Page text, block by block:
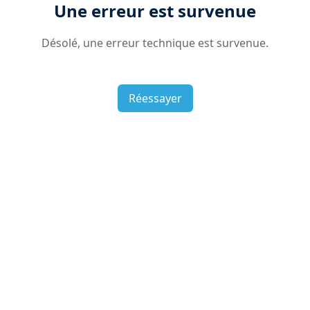
Une erreur est survenue
Désolé, une erreur technique est survenue.
Réessayer